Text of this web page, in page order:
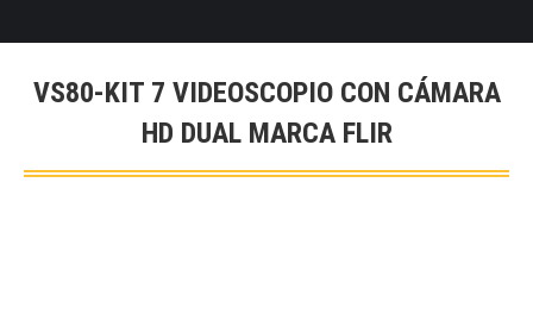
VS80-KIT 7 VIDEOSCOPIO CON CÁMARA
HD DUAL MARCA FLIR